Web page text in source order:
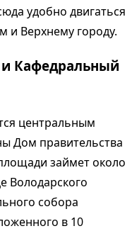
удобно двигаться
и Верхнему городу.
Кафедральный
центральным
Дом правительства
займет около
Володарского
собора
в 10